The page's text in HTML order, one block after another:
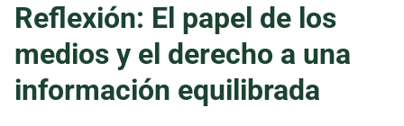
Reflexión: El papel de los
medios y el derecho a una
información equilibrada